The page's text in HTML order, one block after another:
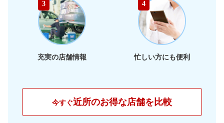
岐阜県 店舗を探す
42,170
3
充実の店舗情報
4
忙しい方にも便利
今すぐ近所のお得な店舗を比較